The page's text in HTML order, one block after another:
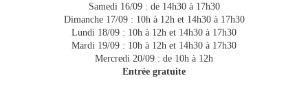
Samedi 16/09 : de 14h30 à 17h30
Dimanche 17/09 : 10h à 12h et 14h30 à 17h30
Lundi 18/09 : 10h à 12h et 14h30 à 17h30
Mardi 19/09 : 10h à 12h et 14h30 à 17h30
Mercredi 20/09 : de 10h à 12h
Entrée gratuite